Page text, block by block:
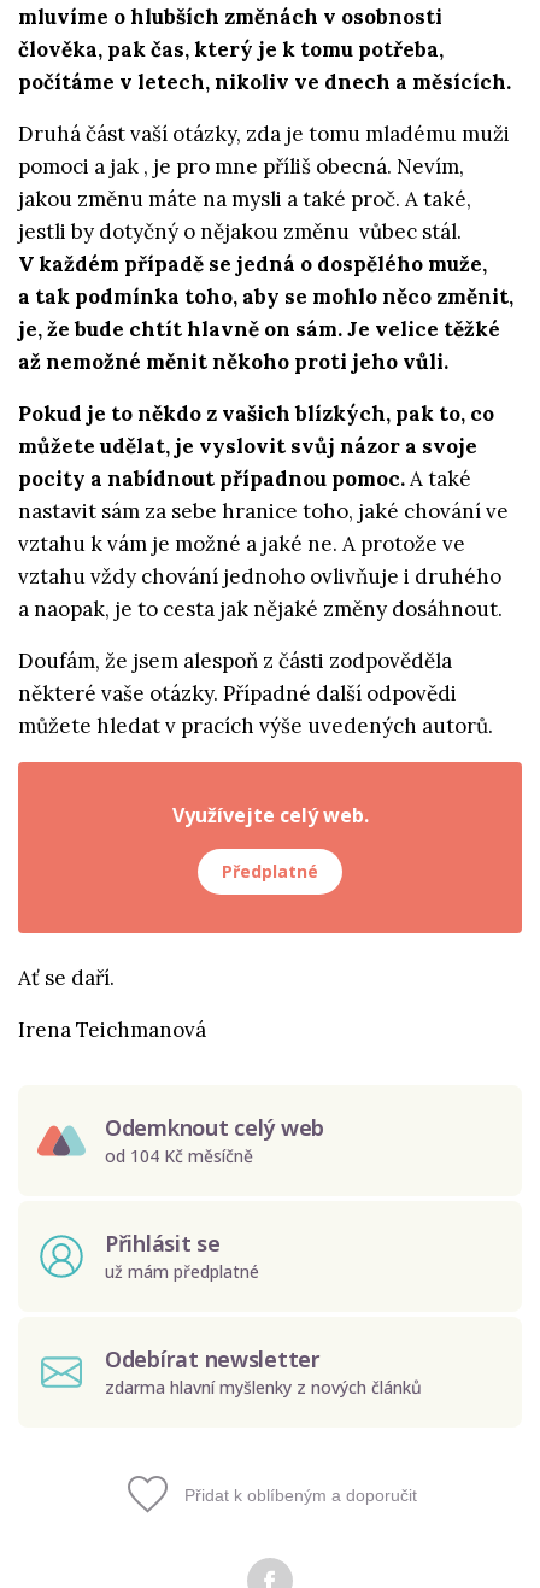
mluvíme o hlubších změnách v osobnosti
člověka, pak čas, který je k tomu potřeba,
počítáme v letech, nikoliv ve dnech a měsících.
Druhá část vaší otázky, zda je tomu mladému muži
pomoci a jak , je pro mne příliš obecná. Nevím,
jakou změnu máte na mysli a také proč. A také,
jestli by dotyčný o nějakou změnu vůbec stál.
V každém případě se jedná o dospělého muže,
a tak podmínka toho, aby se mohlo něco změnit,
je, že bude chtít hlavně on sám. Je velice těžké
až nemožné měnit někoho proti jeho vůli.
Pokud je to někdo z vašich blízkých, pak to, co
můžete udělat, je vyslovit svůj názor a svoje
pocity a nabídnout případnou pomoc.A také
nastavit sám za sebe hranice toho, jaké chování ve
vztahu k vám je možné a jaké ne. A protože ve
vztahu vždy chování jednoho ovlivňuje i druhého
a naopak, je to cesta jak nějaké změny dosáhnout.
Doufám, že jsem alespoň z části zodpověděla
některé vaše otázky. Případné další odpovědi
můžete hledat v pracích výše uvedených autorů.
Využívejte celý web.
Předplatné
Ať se daří.
Irena Teichmanová
Odemknout celý web
od 104 Kč měsíčně
Přihlásit se
už mám předplatné
Odebírat newsletter
zdarma hlavní myšlenky z nových článků
Odeslat
Přidat k oblíbeným a doporučit